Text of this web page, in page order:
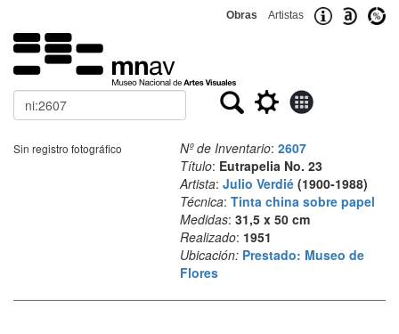
Obras Artistas
Buscar
Sin registro fotográfico Nº de Inventario: 2607
Título: Eutrapelia No. 23
Artista: Julio Verdié(1900-1988)
Técnica: Tinta china sobre papel
Medidas: 31,5 x 50 cm
Realizado: 1951
Ubicación: Prestado: Museo de
Flores